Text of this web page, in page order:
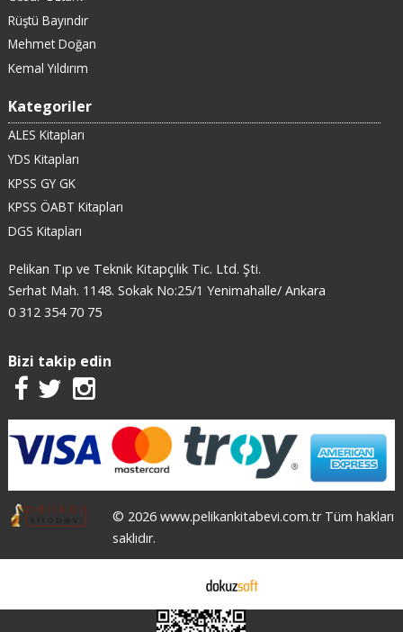
Rüştü Bayındır
Mehmet Doğan
Kemal Yıldırım
Kategoriler
ALES Kitapları
YDS Kitapları
KPSS GY GK
KPSS ÖABT Kitapları
DGS Kitapları
Pelikan Tıp ve Teknik Kitapçılık Tic. Ltd. Şti.
Serhat Mah. 1148. Sokak No:25/1 Yenimahalle/ Ankara
0 312 354 70 75
Bizi takip edin
© 2026 www.pelikankitabevi.com.tr Tüm hakları
saklıdır.